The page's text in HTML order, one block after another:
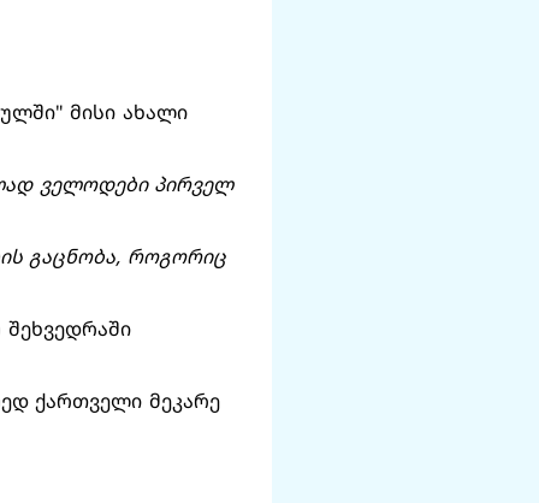
მისი ახალი
ველოდები პირველ
გაცნობა, როგორიც
ქართველი მეკარე